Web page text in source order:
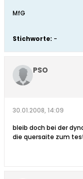
MfG
Stichworte: -
PSO
30.01.2008, 14:09
bleib doch bei der
die quersaite zum